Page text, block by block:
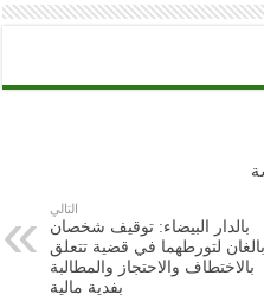
التالي
بالدار البيضاء: توقيف شخصان
بالغان لتورطهما في قضية تتعلق
بالاختطاف والاحتجاز والمطالبة
بفدية مالية